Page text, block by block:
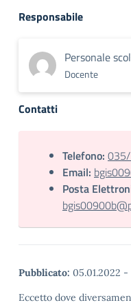
Responsabile
Personale
Docente
Contatti
Telefono:
Email:
Posta
Pubblicato: 05.01.2022 -
Eccetto dove